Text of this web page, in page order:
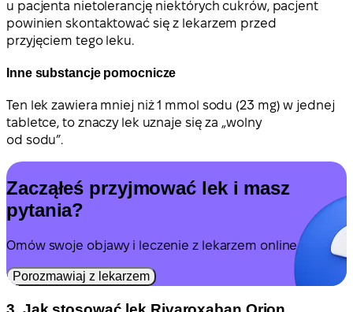
u pacjenta nietolerancję niektórych cukrów, pacjent
powinien skontaktować się z lekarzem przed
przyjęciem tego leku.
Inne substancje pomocnicze
Ten lek zawiera mniej niż 1 mmol sodu (23 mg) w jednej
tabletce, to znaczy lek uznaje się za „wolny
od sodu”.
Zacząłeś przyjmować lek i masz
pytania?
Omów swoje objawy i leczenie z lekarzem online.
Porozmawiaj z lekarzem